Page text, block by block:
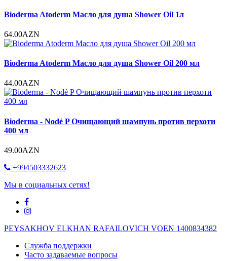
Bioderma Atoderm Масло для душа Shower Oil 1л
64.00AZN
Bioderma Atoderm Масло для душа Shower Oil 200 мл
44.00AZN
Bioderma - Nodé P Очищающий шампунь против перхоти
400 мл
49.00AZN
+994503332623
Мы в социальных сетях!
PEYSAKHOV ELKHAN RAFAILOVICH VOEN 1400834382
Служба поддержки
Часто задаваемые вопросы